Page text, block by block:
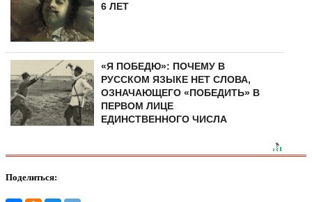
6 ЛЕТ
«Я ПОБЕДЮ»: ПОЧЕМУ В
РУССКОМ ЯЗЫКЕ НЕТ СЛОВА,
ОЗНАЧАЮЩЕГО «ПОБЕДИТЬ» В
ПЕРВОМ ЛИЦЕ
ЕДИНСТВЕННОГО ЧИСЛА
Поделиться: